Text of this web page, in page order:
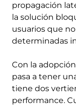
propagación
la solución
usuarios que
determinadas
Con la
pasa a tener
tiene dos
performance.